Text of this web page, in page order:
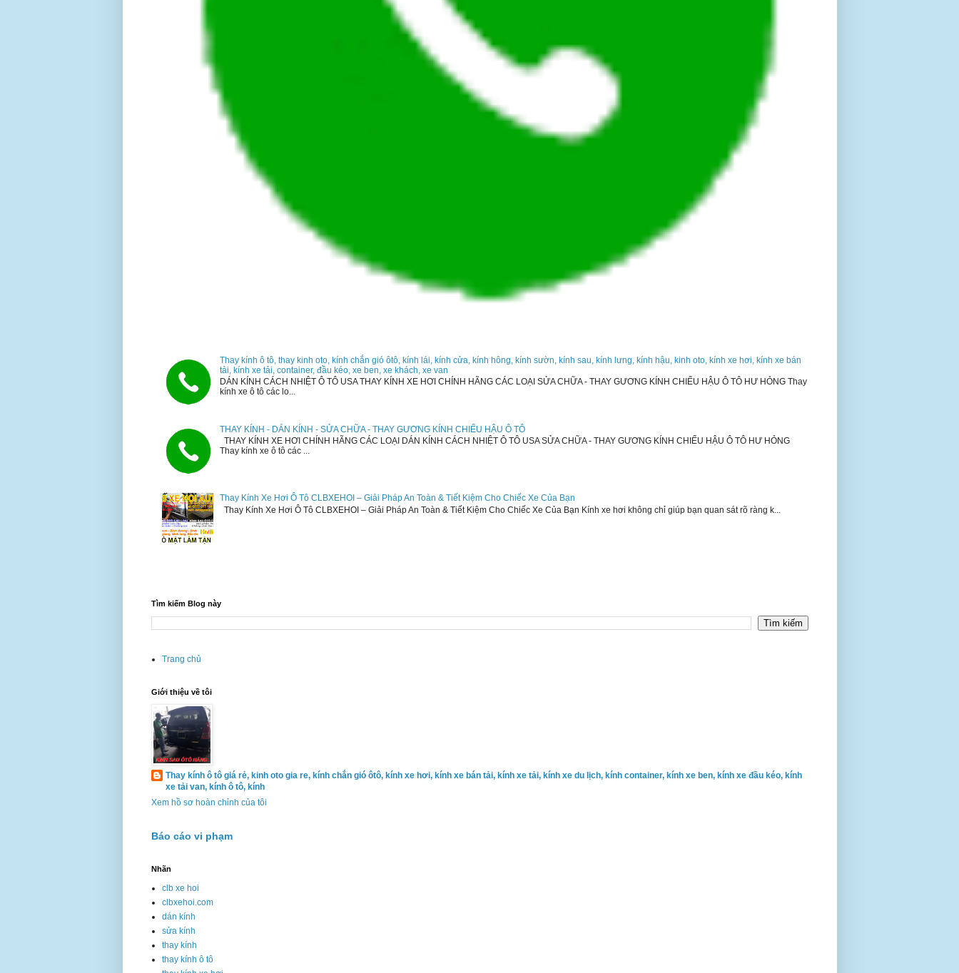
Thay kính ô tô, thay kinh oto, kính chắn gió ôtô, kính lái, kính cửa, kính hông, kính sườn, kính sau, kính lưng, kính hậu, kinh oto, kính xe hơi, kính xe bán
tải, kính xe tải, container, đầu kéo, xe ben, xe khách, xe van
DÁN KÍNH CÁCH NHIỆT Ô TÔ USA THAY KÍNH XE HƠI CHÍNH HÃNG CÁC LOẠI SỬA CHỮA - THAY GƯƠNG KÍNH CHIẾU HẬU Ô TÔ HƯ HỎNG Thay
kính xe ô tô các lo...
THAY KÍNH - DÁN KÍNH - SỬA CHỮA - THAY GƯƠNG KÍNH CHIẾU HẬU Ô TÔ
THAY KÍNH XE HƠI CHÍNH HÃNG CÁC LOẠI DÁN KÍNH CÁCH NHIỆT Ô TÔ USA SỬA CHỮA - THAY GƯƠNG KÍNH CHIẾU HẬU Ô TÔ HƯ HỎNG
Thay kính xe ô tô các ...
Thay Kính Xe Hơi Ô Tô CLBXEHOI – Giải Pháp An Toàn & Tiết Kiệm Cho Chiếc Xe Của Bạn
Thay Kính Xe Hơi Ô Tô CLBXEHOI – Giải Pháp An Toàn & Tiết Kiệm Cho Chiếc Xe Của Bạn Kính xe hơi không chỉ giúp bạn quan sát rõ ràng k...
Tìm kiếm Blog này
Trang chủ
Giới thiệu về tôi
Thay kính ô tô giá rẻ, kinh oto gia re, kính chắn gió ôtô, kính xe hơi, kính xe bán tải, kính xe tải, kính xe du lịch, kính container, kính xe ben, kính xe đầu kéo, kính
xe tải van, kính ô tô, kính
Xem hồ sơ hoàn chỉnh của tôi
Báo cáo vi phạm
Nhãn
clb xe hoi
clbxehoi.com
dán kính
sửa kính
thay kính
thay kính ô tô